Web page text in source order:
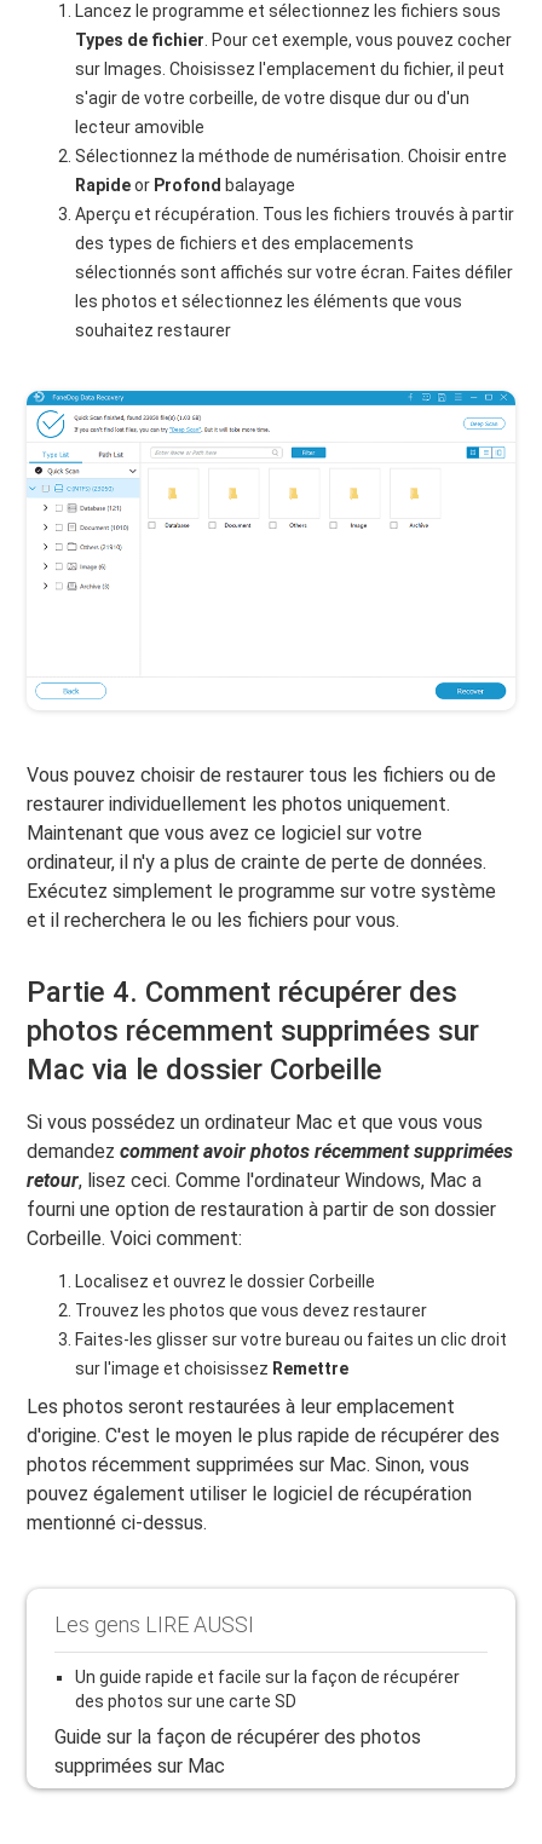
Lancez le programme et sélectionnez les fichiers sous
Types de fichier. Pour cet exemple, vous pouvez cocher
sur Images. Choisissez l'emplacement du fichier, il peut
s'agir de votre corbeille, de votre disque dur ou d'un
lecteur amovible
Sélectionnez la méthode de numérisation. Choisir entre
Rapideor Profond balayage
Aperçu et récupération. Tous les fichiers trouvés à partir
des types de fichiers et des emplacements
sélectionnés sont affichés sur votre écran. Faites défiler
les photos et sélectionnez les éléments que vous
souhaitez restaurer
Vous pouvez choisir de restaurer tous les fichiers ou de
restaurer individuellement les photos uniquement.
Maintenant que vous avez ce logiciel sur votre
ordinateur, il n'y a plus de crainte de perte de données.
Exécutez simplement le programme sur votre système
et il recherchera le ou les fichiers pour vous.
Partie 4. Comment récupérer des
photos récemment supprimées sur
Mac via le dossier Corbeille
Si vous possédez un ordinateur Mac et que vous vous
demandezcomment avoir photos récemment supprimées
retour, lisez ceci. Comme l'ordinateur Windows, Mac a
fourni une option de restauration à partir de son dossier
Corbeille. Voici comment:
Localisez et ouvrez le dossier Corbeille
Trouvez les photos que vous devez restaurer
Faites-les glisser sur votre bureau ou faites un clic droit
sur l'image et choisissez Remettre
Les photos seront restaurées à leur emplacement
d'origine. C'est le moyen le plus rapide de récupérer des
photos récemment supprimées sur Mac. Sinon, vous
pouvez également utiliser le logiciel de récupération
mentionné ci-dessus.
Les gens LIRE AUSSI
Un guide rapide et facile sur la façon de récupérer
des photos sur une carte SD
Guide sur la façon de récupérer des photos
supprimées sur Mac